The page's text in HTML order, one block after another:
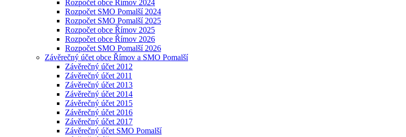
Rozpočet obce Římov 2024
Rozpočet SMO Pomalší 2024
Rozpočet SMO Pomalší 2025
Rozpočet obce Římov 2025
Rozpočet obce Římov 2026
Rozpočet SMO Pomalší 2026
Závěrečný účet obce Římov a SMO Pomalší
Závěrečný účet 2012
Závěrečný účet 2011
Závěrečný účet 2013
Závěrečný účet 2014
Závěrečný účet 2015
Závěrečný účet 2016
Závěrečný účet 2017
Závěrečný účet SMO Pomalší